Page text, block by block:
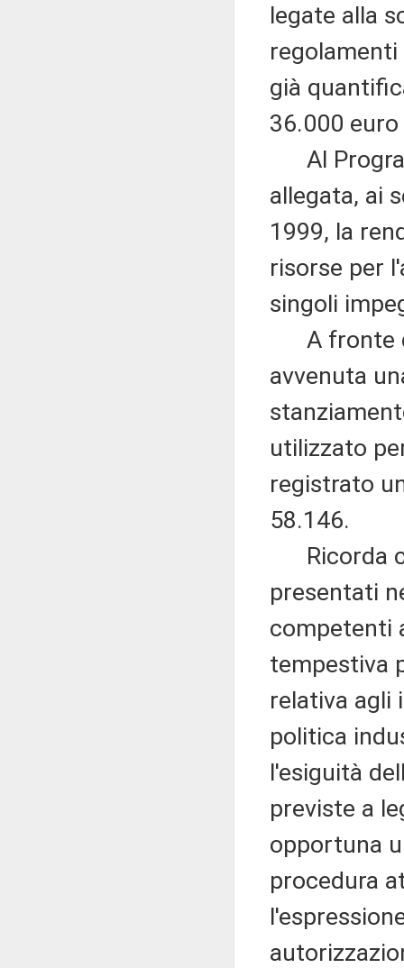
legate alla
già
36.000
Al
allegata, ai
1999, la
risorse per
singoli
A fronte
avvenuta
utilizzato
registrato
58.146.
Ricorda
presentati
competenti
tempestiva
relativa agli
politica
l'esiguità
previste a
opportuna
procedura